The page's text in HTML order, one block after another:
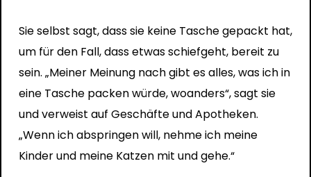
Sie selbst sagt, dass sie keine Tasche gepackt hat,
um für den Fall, dass etwas schiefgeht, bereit zu
sein. „Meiner Meinung nach gibt es alles, was ich in
eine Tasche packen würde, woanders“, sagt sie
und verweist auf Geschäfte und Apotheken.
„Wenn ich abspringen will, nehme ich meine
Kinder und meine Katzen mit und gehe.“